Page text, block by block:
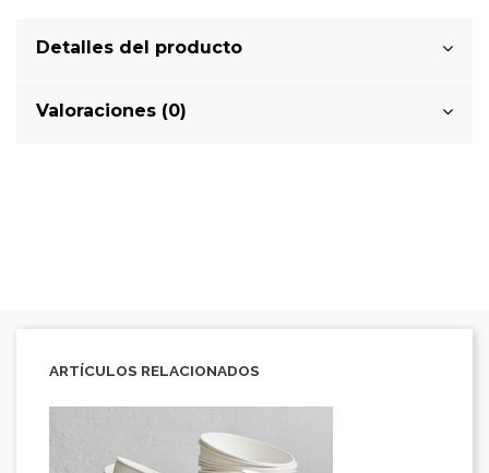
Detalles del producto
Valoraciones (0)
ARTÍCULOS RELACIONADOS